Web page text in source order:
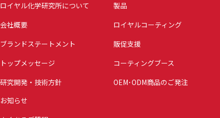
ロイヤル化学研究所について
会社概要
ブランドステートメント
トップメッセージ
研究開発・技術方針
製品
ロイヤルコーティング
販促支援
コーティングブース
OEM･ODM商品のご発注
お知らせ